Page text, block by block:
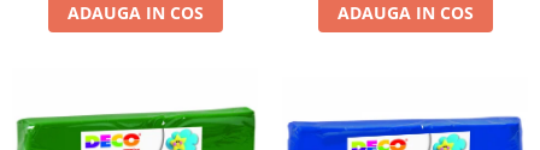
ADAUGA IN COS ADAUGA IN COS